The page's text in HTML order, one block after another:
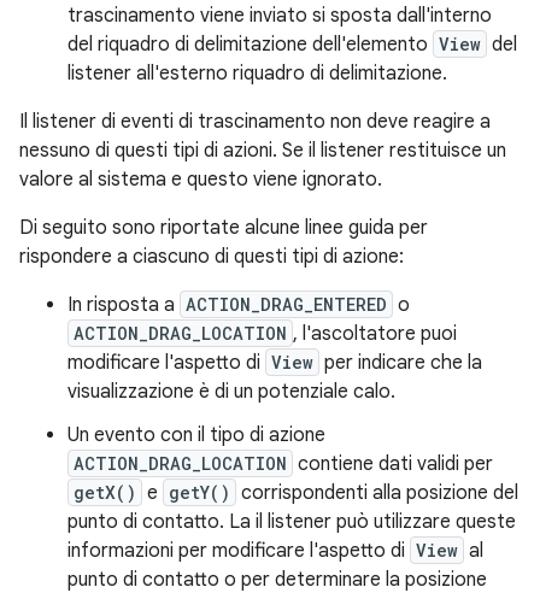
trascinamento viene inviato si sposta dall'interno
del riquadro di delimitazione dell'elemento View del
listener all'esterno riquadro di delimitazione.
Il listener di eventi di trascinamento non deve reagire a
nessuno di questi tipi di azioni. Se il listener restituisce un
valore al sistema e questo viene ignorato.
Di seguito sono riportate alcune linee guida per
rispondere a ciascuno di questi tipi di azione:
In risposta a ACTION_DRAG_ENTERED o
ACTION_DRAG_LOCATION , l'ascoltatore puoi
modificare l'aspetto di View per indicare che la
visualizzazione è di un potenziale calo.
Un evento con il tipo di azione
ACTION_DRAG_LOCATION contiene dati validi per
getX() e getY() corrispondenti alla posizione del
punto di contatto. La il listener può utilizzare queste
informazioni per modificare l'aspetto di View al
punto di contatto o per determinare la posizione